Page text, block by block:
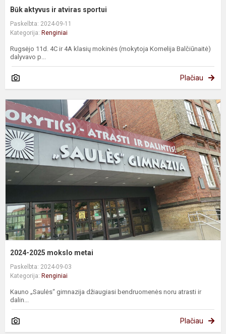
Būk aktyvus ir atviras sportui
Paskelbta: 2024-09-11
Kategorija: Renginiai
Rugsėjo 11d. 4C ir 4A klasių mokinės (mokytoja Kornelija Balčiūnaitė)
dalyvavo p...
Plačiau
2024-2025 mokslo metai
Paskelbta: 2024-09-03
Kategorija: Renginiai
Kauno „Saulės“ gimnazija džiaugiasi bendruomenės noru atrasti ir
dalin...
Plačiau